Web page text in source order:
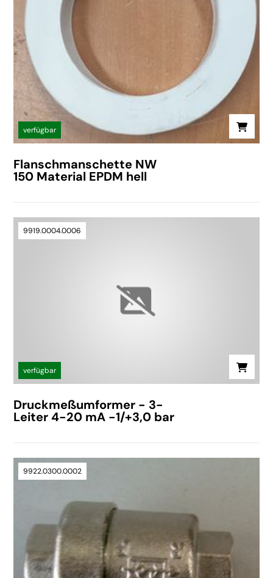
verfügbar
Flanschmanschette NW
150 Material EPDM hell
9919.0004.0006
verfügbar
Druckmeßumformer - 3-
Leiter 4-20 mA -1/+3,0 bar
9922.0300.0002